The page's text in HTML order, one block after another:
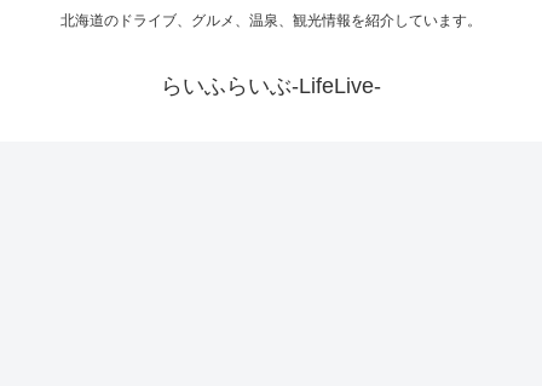
北海道のドライブ、グルメ、温泉、観光情報を紹介しています。
らいふらいぶ-LifeLive-